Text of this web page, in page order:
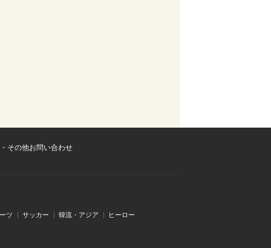
その他お問い合わせ
ツ サッカー 韓流・アジア ヒーロー